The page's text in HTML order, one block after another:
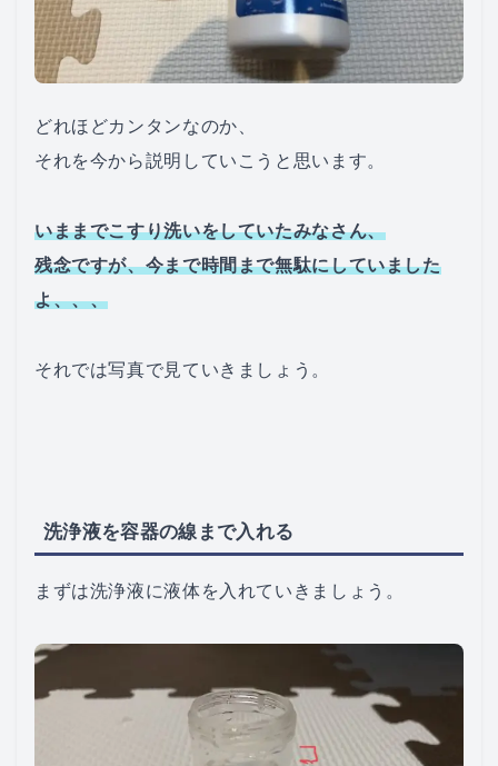
どれほどカンタンなのか、
それを今から説明していこうと思います。
いままでこすり洗いをしていたみなさん、
残念ですが、今まで時間まで無駄にしていました
よ、、、
それでは写真で見ていきましょう。
洗浄液を容器の線まで入れる
まずは洗浄液に液体を入れていきましょう。